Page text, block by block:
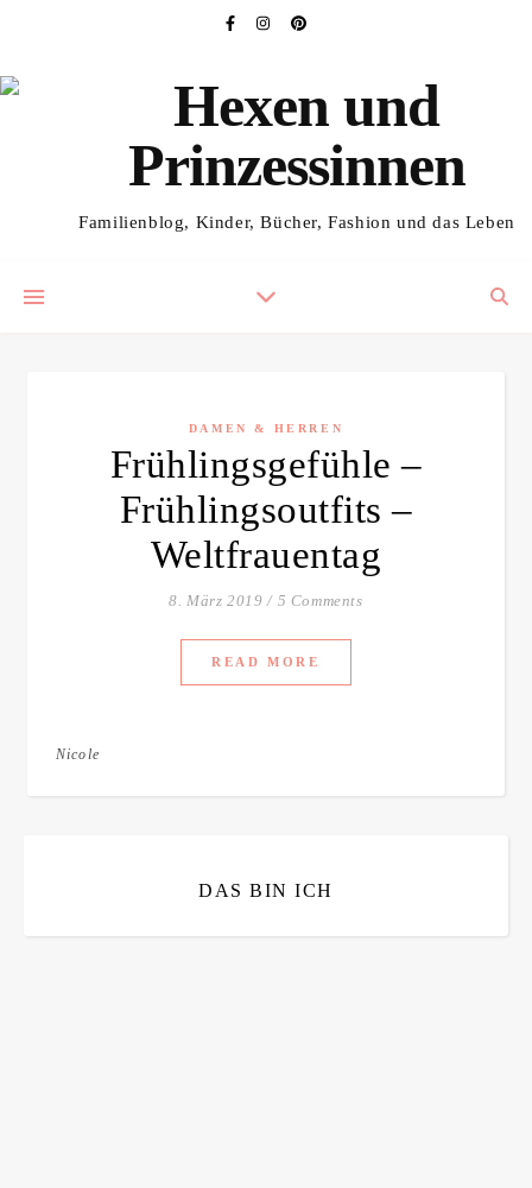
Familienblog, Kinder, Bücher, Fashion und das Leben
DAMEN & HERREN
Frühlingsgefühle –
Frühlingsoutfits –
Weltfrauentag
8. März 2019 / 5 Comments
READ MORE
Nicole
DAS BIN ICH